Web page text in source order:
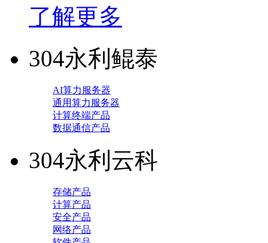
了解更多
304永利鲲泰
AI算力服务器
通用算力服务器
计算终端产品
数据通信产品
304永利云科
存储产品
计算产品
安全产品
网络产品